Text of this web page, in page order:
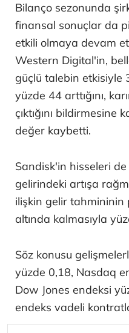
Bilanço sezonunda
finansal sonuçlar da
etkili olmaya devam
Western Digital'in,
güçlü talebin etkisiyle
yüzde 44 arttığını,
çıktığını bildirmesine
değer kaybetti.
Sandisk'in hisseleri
gelirindeki artışa
ilişkin gelir
altında kalmasıyla
Söz konusu
yüzde 0,18, Nasdaq
Dow Jones endeksi
endeks vadeli